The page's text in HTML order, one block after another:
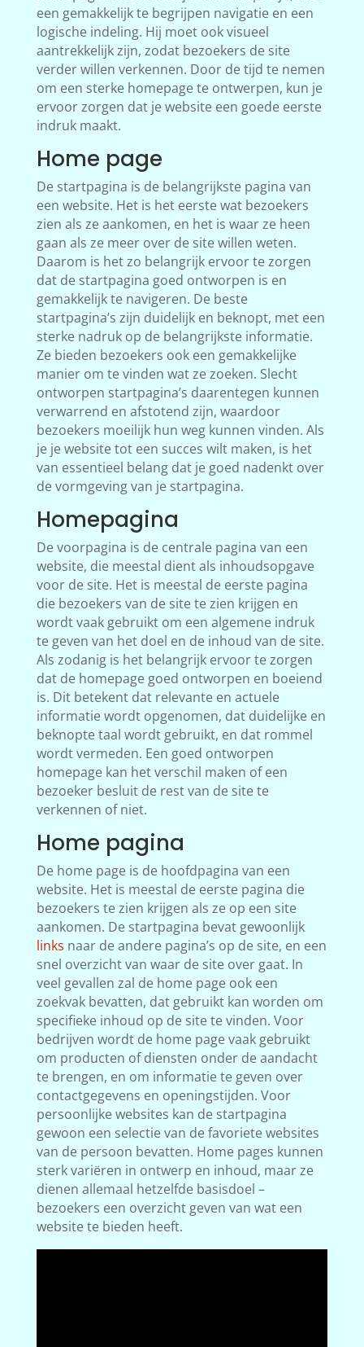
een gemakkelijk te begrijpen navigatie en een
logische indeling. Hij moet ook visueel
aantrekkelijk zijn, zodat bezoekers de site
verder willen verkennen. Door de tijd te nemen
om een sterke homepage te ontwerpen, kun je
ervoor zorgen dat je website een goede eerste
indruk maakt.
Home page
De startpagina is de belangrijkste pagina van
een website. Het is het eerste wat bezoekers
zien als ze aankomen, en het is waar ze heen
gaan als ze meer over de site willen weten.
Daarom is het zo belangrijk ervoor te zorgen
dat de startpagina goed ontworpen is en
gemakkelijk te navigeren. De beste
startpagina’s zijn duidelijk en beknopt, met een
sterke nadruk op de belangrijkste informatie.
Ze bieden bezoekers ook een gemakkelijke
manier om te vinden wat ze zoeken. Slecht
ontworpen startpagina’s daarentegen kunnen
verwarrend en afstotend zijn, waardoor
bezoekers moeilijk hun weg kunnen vinden. Als
je je website tot een succes wilt maken, is het
van essentieel belang dat je goed nadenkt over
de vormgeving van je startpagina.
Homepagina
De voorpagina is de centrale pagina van een
website, die meestal dient als inhoudsopgave
voor de site. Het is meestal de eerste pagina
die bezoekers van de site te zien krijgen en
wordt vaak gebruikt om een algemene indruk
te geven van het doel en de inhoud van de site.
Als zodanig is het belangrijk ervoor te zorgen
dat de homepage goed ontworpen en boeiend
is. Dit betekent dat relevante en actuele
informatie wordt opgenomen, dat duidelijke en
beknopte taal wordt gebruikt, en dat rommel
wordt vermeden. Een goed ontworpen
homepage kan het verschil maken of een
bezoeker besluit de rest van de site te
verkennen of niet.
Home pagina
De home page is de hoofdpagina van een
website. Het is meestal de eerste pagina die
bezoekers te zien krijgen als ze op een site
aankomen. De startpagina bevat gewoonlijk
links naar de andere pagina’s op de site, en een
snel overzicht van waar de site over gaat. In
veel gevallen zal de home page ook een
zoekvak bevatten, dat gebruikt kan worden om
specifieke inhoud op de site te vinden. Voor
bedrijven wordt de home page vaak gebruikt
om producten of diensten onder de aandacht
te brengen, en om informatie te geven over
contactgegevens en openingstijden. Voor
persoonlijke websites kan de startpagina
gewoon een selectie van de favoriete websites
van de persoon bevatten. Home pages kunnen
sterk variëren in ontwerp en inhoud, maar ze
dienen allemaal hetzelfde basisdoel –
bezoekers een overzicht geven van wat een
website te bieden heeft.